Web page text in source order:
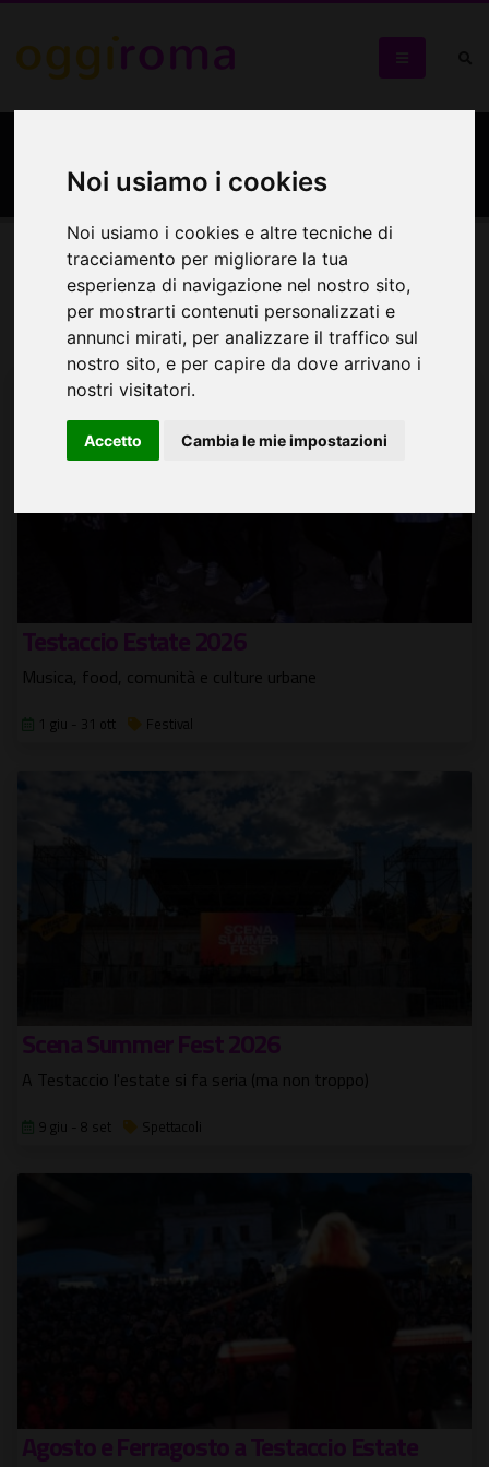
Noi usiamo i cookies
Noi usiamo i cookies e altre tecniche di
tracciamento per migliorare la tua
esperienza di navigazione nel nostro sito,
per mostrarti contenuti personalizzati e
annunci mirati, per analizzare il traffico sul
nostro sito, e per capire da dove arrivano i
nostri visitatori.
Accetto Cambia le mie impostazioni
Città dell'Altra Economia
Eventi Mappa
Eventi in programma
Testaccio Estate 2026
Musica, food, comunità e culture urbane
1 giu - 31 ott Festival
Scena Summer Fest 2026
A Testaccio l'estate si fa seria (ma non troppo)
9 giu - 8 set Spettacoli
Agosto e Ferragosto a Testaccio Estate